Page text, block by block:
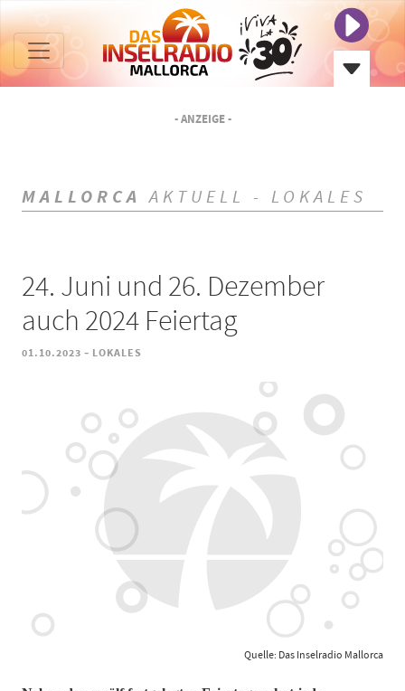
- ANZEIGE -
MALLORCA AKTUELL - LOKALES
24. Juni und 26. Dezember
auch 2024 Feiertag
01.10.2023 - LOKALES
Quelle: Das Inselradio Mallorca